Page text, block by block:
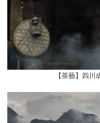
【茶藝】四